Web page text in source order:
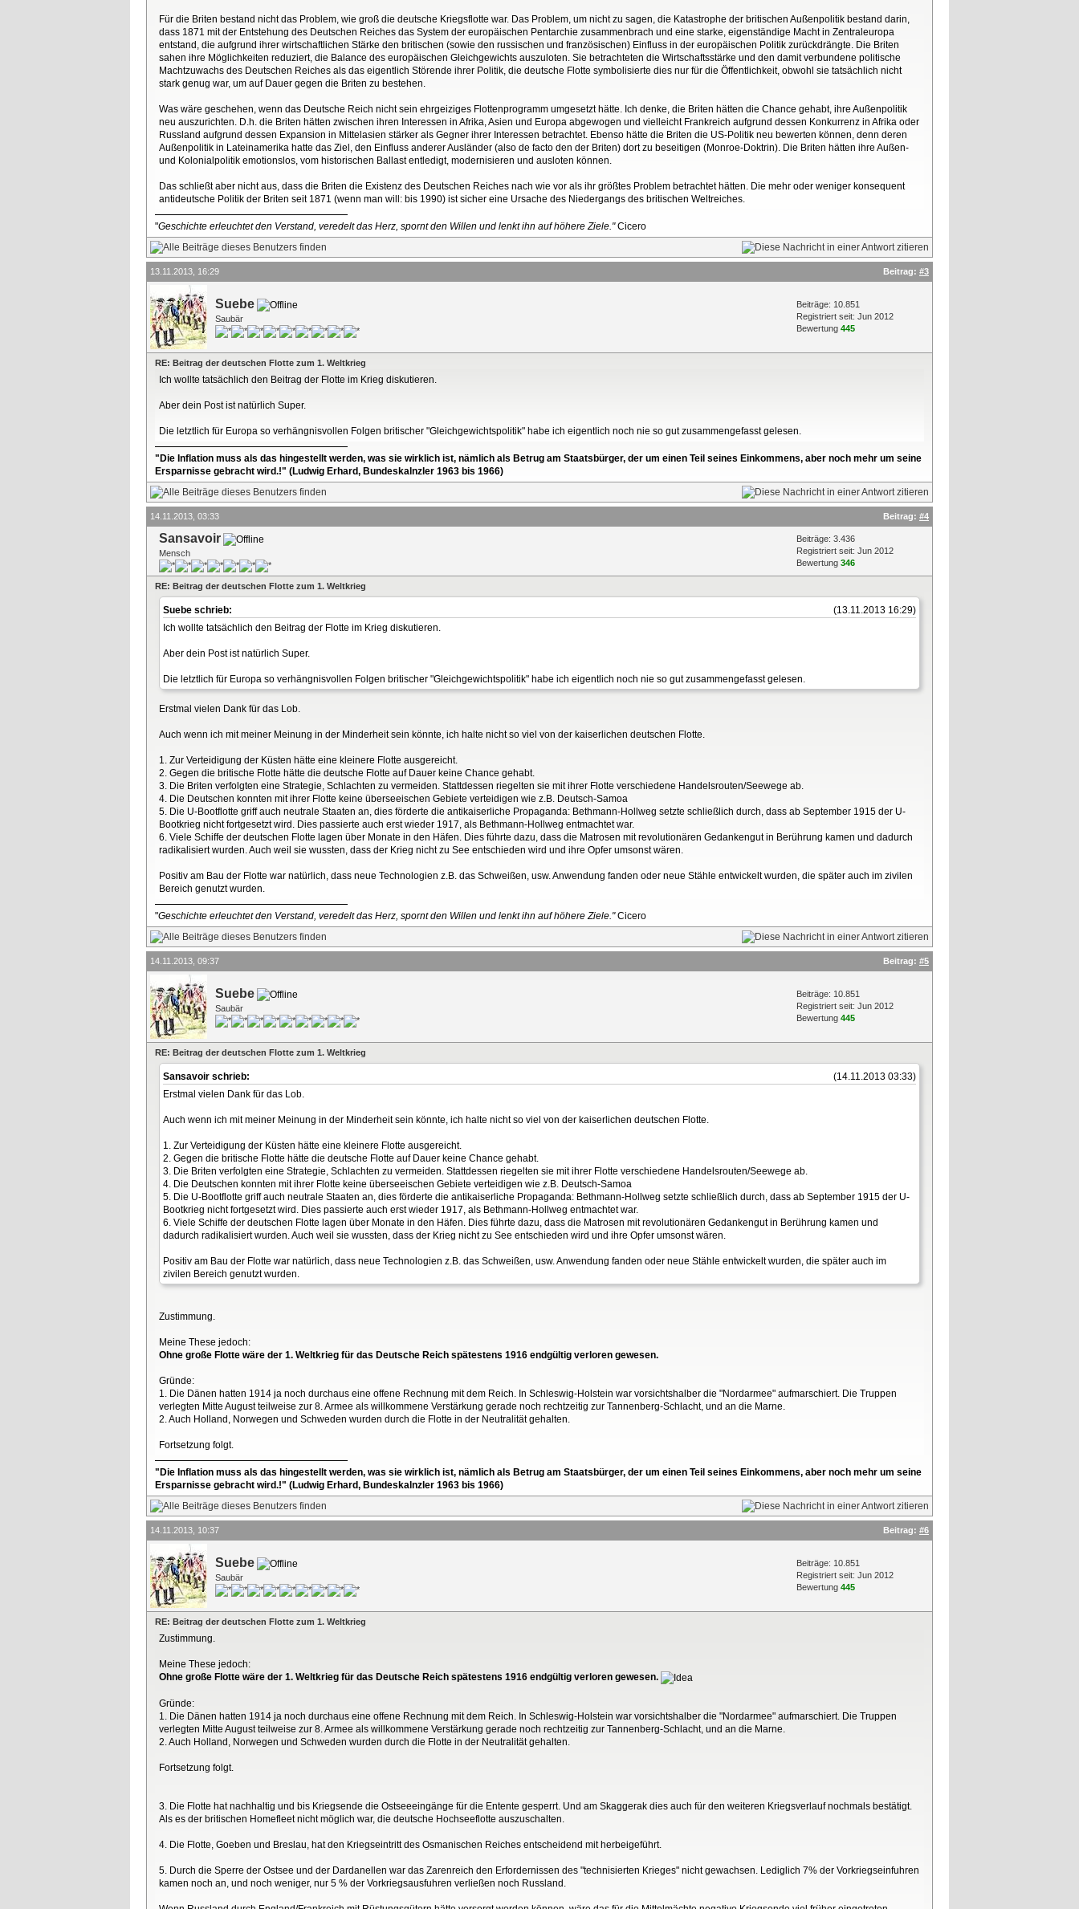
Für die Briten bestand nicht das Problem, wie groß die deutsche Kriegsflotte war. Das Problem, um nicht zu sagen, die Katastrophe der britischen Außenpolitik bestand darin,
dass 1871 mit der Entstehung des Deutschen Reiches das System der europäischen Pentarchie zusammenbrach und eine starke, eigenständige Macht in Zentraleuropa
entstand, die aufgrund ihrer wirtschaftlichen Stärke den britischen (sowie den russischen und französischen) Einfluss in der europäischen Politik zurückdrängte. Die Briten
sahen ihre Möglichkeiten reduziert, die Balance des europäischen Gleichgewichts auszuloten. Sie betrachteten die Wirtschaftsstärke und den damit verbundene politische
Machtzuwachs des Deutschen Reiches als das eigentlich Störende ihrer Politik, die deutsche Flotte symbolisierte dies nur für die Öffentlichkeit, obwohl sie tatsächlich nicht
stark genug war, um auf Dauer gegen die Briten zu bestehen.
Was wäre geschehen, wenn das Deutsche Reich nicht sein ehrgeiziges Flottenprogramm umgesetzt hätte. Ich denke, die Briten hätten die Chance gehabt, ihre Außenpolitik
neu auszurichten. D.h. die Briten hätten zwischen ihren Interessen in Afrika, Asien und Europa abgewogen und vielleicht Frankreich aufgrund dessen Konkurrenz in Afrika oder
Russland aufgrund dessen Expansion in Mittelasien stärker als Gegner ihrer Interessen betrachtet. Ebenso hätte die Briten die US-Politik neu bewerten können, denn deren
Außenpolitik in Lateinamerika hatte das Ziel, den Einfluss anderer Ausländer (also de facto den der Briten) dort zu beseitigen (Monroe-Doktrin). Die Briten hätten ihre Außen-
und Kolonialpolitik emotionslos, vom historischen Ballast entledigt, modernisieren und ausloten können.
Das schließt aber nicht aus, dass die Briten die Existenz des Deutschen Reiches nach wie vor als ihr größtes Problem betrachtet hätten. Die mehr oder weniger konsequent
antideutsche Politik der Briten seit 1871 (wenn man will: bis 1990) ist sicher eine Ursache des Niedergangs des britischen Weltreiches.
"Geschichte erleuchtet den Verstand, veredelt das Herz, spornt den Willen und lenkt ihn auf höhere Ziele."Cicero
13.11.2013, 16:29 Beitrag: #3
Suebe
Saubär
Beiträge: 10.851
Registriert seit: Jun 2012
Bewertung 445
RE: Beitrag der deutschen Flotte zum 1. Weltkrieg
Ich wollte tatsächlich den Beitrag der Flotte im Krieg diskutieren.
Aber dein Post ist natürlich Super.
Die letztlich für Europa so verhängnisvollen Folgen britischer "Gleichgewichtspolitik" habe ich eigentlich noch nie so gut zusammengefasst gelesen.
"Die Inflation muss als das hingestellt werden, was sie wirklich ist, nämlich als Betrug am Staatsbürger, der um einen Teil seines Einkommens, aber noch mehr um seine
Ersparnisse gebracht wird.!" (Ludwig Erhard, Bundeskalnzler 1963 bis 1966)
14.11.2013, 03:33 Beitrag: #4
Sansavoir
Mensch
Beiträge: 3.436
Registriert seit: Jun 2012
Bewertung 346
RE: Beitrag der deutschen Flotte zum 1. Weltkrieg
(13.11.2013 16:29)
Suebe schrieb:
Ich wollte tatsächlich den Beitrag der Flotte im Krieg diskutieren.
Aber dein Post ist natürlich Super.
Die letztlich für Europa so verhängnisvollen Folgen britischer "Gleichgewichtspolitik" habe ich eigentlich noch nie so gut zusammengefasst gelesen.
Erstmal vielen Dank für das Lob.
Auch wenn ich mit meiner Meinung in der Minderheit sein könnte, ich halte nicht so viel von der kaiserlichen deutschen Flotte.
1. Zur Verteidigung der Küsten hätte eine kleinere Flotte ausgereicht.
2. Gegen die britische Flotte hätte die deutsche Flotte auf Dauer keine Chance gehabt.
3. Die Briten verfolgten eine Strategie, Schlachten zu vermeiden. Stattdessen riegelten sie mit ihrer Flotte verschiedene Handelsrouten/Seewege ab.
4. Die Deutschen konnten mit ihrer Flotte keine überseeischen Gebiete verteidigen wie z.B. Deutsch-Samoa
5. Die U-Bootflotte griff auch neutrale Staaten an, dies förderte die antikaiserliche Propaganda: Bethmann-Hollweg setzte schließlich durch, dass ab September 1915 der U-
Bootkrieg nicht fortgesetzt wird. Dies passierte auch erst wieder 1917, als Bethmann-Hollweg entmachtet war.
6. Viele Schiffe der deutschen Flotte lagen über Monate in den Häfen. Dies führte dazu, dass die Matrosen mit revolutionären Gedankengut in Berührung kamen und dadurch
radikalisiert wurden. Auch weil sie wussten, dass der Krieg nicht zu See entschieden wird und ihre Opfer umsonst wären.
Positiv am Bau der Flotte war natürlich, dass neue Technologien z.B. das Schweißen, usw. Anwendung fanden oder neue Stähle entwickelt wurden, die später auch im zivilen
Bereich genutzt wurden.
"Geschichte erleuchtet den Verstand, veredelt das Herz, spornt den Willen und lenkt ihn auf höhere Ziele."Cicero
14.11.2013, 09:37 Beitrag: #5
Suebe
Saubär
Beiträge: 10.851
Registriert seit: Jun 2012
Bewertung 445
RE: Beitrag der deutschen Flotte zum 1. Weltkrieg
(14.11.2013 03:33)
Sansavoir schrieb:
Erstmal vielen Dank für das Lob.
Auch wenn ich mit meiner Meinung in der Minderheit sein könnte, ich halte nicht so viel von der kaiserlichen deutschen Flotte.
1. Zur Verteidigung der Küsten hätte eine kleinere Flotte ausgereicht.
2. Gegen die britische Flotte hätte die deutsche Flotte auf Dauer keine Chance gehabt.
3. Die Briten verfolgten eine Strategie, Schlachten zu vermeiden. Stattdessen riegelten sie mit ihrer Flotte verschiedene Handelsrouten/Seewege ab.
4. Die Deutschen konnten mit ihrer Flotte keine überseeischen Gebiete verteidigen wie z.B. Deutsch-Samoa
5. Die U-Bootflotte griff auch neutrale Staaten an, dies förderte die antikaiserliche Propaganda: Bethmann-Hollweg setzte schließlich durch, dass ab September 1915 der U-
Bootkrieg nicht fortgesetzt wird. Dies passierte auch erst wieder 1917, als Bethmann-Hollweg entmachtet war.
6. Viele Schiffe der deutschen Flotte lagen über Monate in den Häfen. Dies führte dazu, dass die Matrosen mit revolutionären Gedankengut in Berührung kamen und
dadurch radikalisiert wurden. Auch weil sie wussten, dass der Krieg nicht zu See entschieden wird und ihre Opfer umsonst wären.
Positiv am Bau der Flotte war natürlich, dass neue Technologien z.B. das Schweißen, usw. Anwendung fanden oder neue Stähle entwickelt wurden, die später auch im
zivilen Bereich genutzt wurden.
Zustimmung.
Meine These jedoch:
Ohne große Flotte wäre der 1. Weltkrieg für das Deutsche Reich spätestens 1916 endgültig verloren gewesen.
Gründe:
1. Die Dänen hatten 1914 ja noch durchaus eine offene Rechnung mit dem Reich. In Schleswig-Holstein war vorsichtshalber die "Nordarmee" aufmarschiert. Die Truppen
verlegten Mitte August teilweise zur 8. Armee als willkommene Verstärkung gerade noch rechtzeitig zur Tannenberg-Schlacht, und an die Marne.
2. Auch Holland, Norwegen und Schweden wurden durch die Flotte in der Neutralität gehalten.
Fortsetzung folgt.
"Die Inflation muss als das hingestellt werden, was sie wirklich ist, nämlich als Betrug am Staatsbürger, der um einen Teil seines Einkommens, aber noch mehr um seine
Ersparnisse gebracht wird.!" (Ludwig Erhard, Bundeskalnzler 1963 bis 1966)
14.11.2013, 10:37 Beitrag: #6
Suebe
Saubär
Beiträge: 10.851
Registriert seit: Jun 2012
Bewertung 445
RE: Beitrag der deutschen Flotte zum 1. Weltkrieg
Zustimmung.
Meine These jedoch:
Ohne große Flotte wäre der 1. Weltkrieg für das Deutsche Reich spätestens 1916 endgültig verloren gewesen.
Gründe:
1. Die Dänen hatten 1914 ja noch durchaus eine offene Rechnung mit dem Reich. In Schleswig-Holstein war vorsichtshalber die "Nordarmee" aufmarschiert. Die Truppen
verlegten Mitte August teilweise zur 8. Armee als willkommene Verstärkung gerade noch rechtzeitig zur Tannenberg-Schlacht, und an die Marne.
2. Auch Holland, Norwegen und Schweden wurden durch die Flotte in der Neutralität gehalten.
Fortsetzung folgt.
3. Die Flotte hat nachhaltig und bis Kriegsende die Ostseeeingänge für die Entente gesperrt. Und am Skaggerak dies auch für den weiteren Kriegsverlauf nochmals bestätigt.
Als es der britischen Homefleet nicht möglich war, die deutsche Hochseeflotte auszuschalten.
4. Die Flotte, Goeben und Breslau, hat den Kriegseintritt des Osmanischen Reiches entscheidend mit herbeigeführt.
5. Durch die Sperre der Ostsee und der Dardanellen war das Zarenreich den Erfordernissen des "technisierten Krieges" nicht gewachsen. Lediglich 7% der Vorkriegseinfuhren
kamen noch an, und noch weniger, nur 5 % der Vorkriegsausfuhren verließen noch Russland.